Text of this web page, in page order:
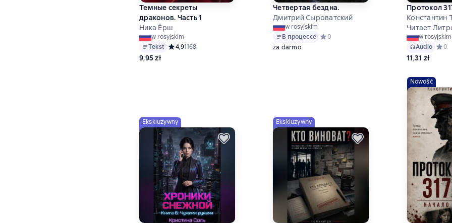
Темные секреты
драконов. Часть 1
Ника Ёрш
w rosyjskim
Tekst Средний рейтинг 4,9 на основе 1168 оценок
4,91168
9,95 zł
Четвертая бездна.
Дмитрий Сыроватский
w rosyjskim
В процессе Средний рейтинг 0 на основе 0 оценок
0
za darmo
Протокол
Константин
Читает
w rosyjskim
Audio
0
11,31 zł
Ekskluzywny Ekskluzywny
Nowość